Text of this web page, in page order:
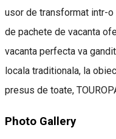
usor de transformat intr-
de pachete de vacanta
vacanta perfecta va
locala traditionala, la
presus de toate,
Photo Gallery